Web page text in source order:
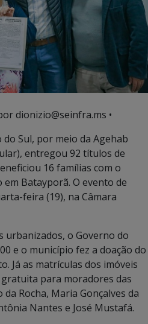
dionizio@seinfra.ms •
Sul, por meio da Agehab
entregou 92 títulos de
16 famílias com o
Batayporã. O evento de
feira (19), na Câmara
urbanizados, o Governo do
e o município fez a doação do
Já as matrículas dos imóveis
para moradores das
Rocha, Maria Gonçalves da
Nantes e José Mustafá.